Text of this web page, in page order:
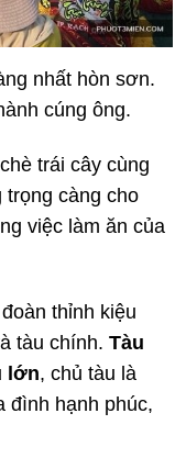
nhất hòn sơn.
cúng ông.
trái cây cùng
trọng càng cho
việc làm ăn của
thỉnh kiệu
tàu chính. Tàu
lớn, chủ tàu là
đình hạnh phúc,